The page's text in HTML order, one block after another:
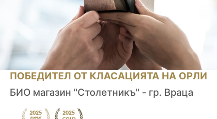
ПОБЕДИТЕЛ ОТ КЛАСАЦИЯТА НА ОРЛИ
БИО магазин "Столетникъ" - гр. Враца